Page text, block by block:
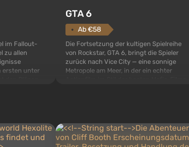
im Fallout-
zu allen
ersten unter
GTA 6
Ab €58
Die Fortsetzung der kultigen Spielreihe
von Rockstar, GTA 6, bringt die Spieler
zurück nach Vice City — eine sonnige
Metropole am Meer, in der ein echter